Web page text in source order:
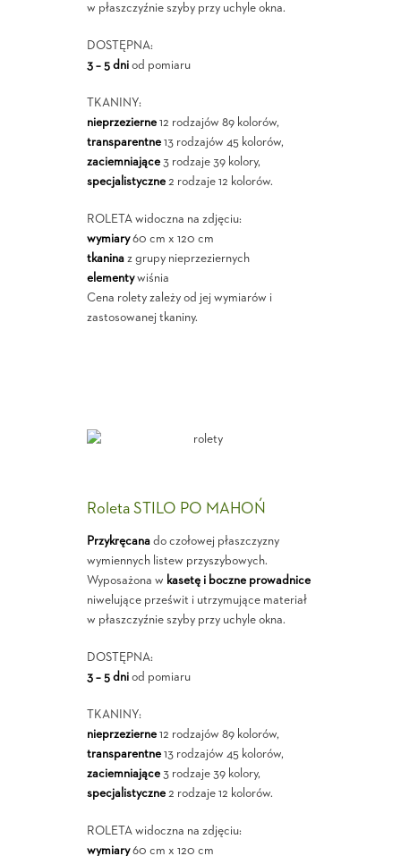
w płaszczyźnie szyby przy uchyle okna.
DOSTĘPNA:
3 – 5 dniod pomiaru
TKANINY:
nieprzezierne12 rodzajów 89 kolorów,
transparentne13 rodzajów 45 kolorów,
zaciemniające3 rodzaje 39 kolory,
specjalistyczne2 rodzaje 12 kolorów.
ROLETA widoczna na zdjęciu:
wymiary60 cm x 120 cm
tkaninaz grupy nieprzeziernych
elementywiśnia
Cena rolety zależy od jej wymiarów i
zastosowanej tkaniny.
Roleta STILO PO MAHOŃ
Przykręcanado czołowej płaszczyzny
wymiennych listew przyszybowych.
Wyposażona w kasetę i boczne prowadnice
niwelujące prześwit i utrzymujące materiał
w płaszczyźnie szyby przy uchyle okna.
DOSTĘPNA:
3 – 5 dniod pomiaru
TKANINY:
nieprzezierne12 rodzajów 89 kolorów,
transparentne13 rodzajów 45 kolorów,
zaciemniające3 rodzaje 39 kolory,
specjalistyczne2 rodzaje 12 kolorów.
ROLETA widoczna na zdjęciu:
wymiary60 cm x 120 cm